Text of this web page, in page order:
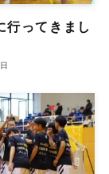
行ってきまし